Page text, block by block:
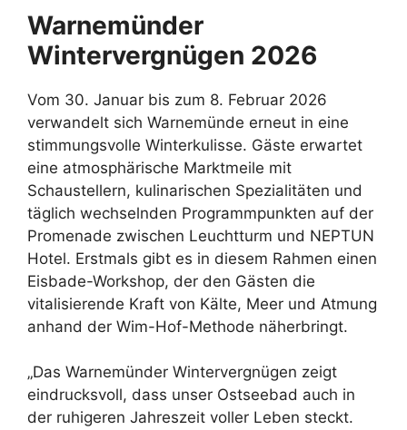
Warnemünder
Wintervergnügen 2026
Vom 30. Januar bis zum 8. Februar 2026
verwandelt sich Warnemünde erneut in eine
stimmungsvolle Winterkulisse. Gäste erwartet
eine atmosphärische Marktmeile mit
Schaustellern, kulinarischen Spezialitäten und
täglich wechselnden Programmpunkten auf der
Promenade zwischen Leuchtturm und NEPTUN
Hotel. Erstmals gibt es in diesem Rahmen einen
Eisbade-Workshop, der den Gästen die
vitalisierende Kraft von Kälte, Meer und Atmung
anhand der Wim-Hof-Methode näherbringt.
„Das Warnemünder Wintervergnügen zeigt
eindrucksvoll, dass unser Ostseebad auch in
der ruhigeren Jahreszeit voller Leben steckt.